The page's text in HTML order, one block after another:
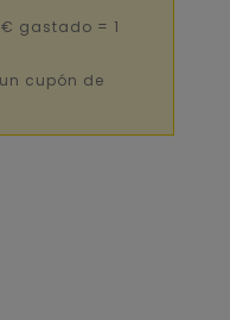
gastado = 1
cupón de